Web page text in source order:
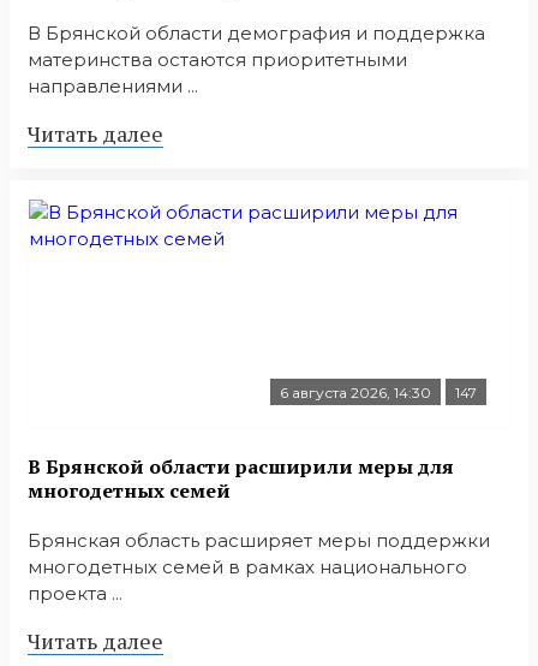
В Брянской области демография и поддержка
материнства остаются приоритетными
направлениями ...
Читать далее
6 августа 2026, 14:30 147
В Брянской области расширили меры для
многодетных семей
Брянская область расширяет меры поддержки
многодетных семей в рамках национального
проекта ...
Читать далее